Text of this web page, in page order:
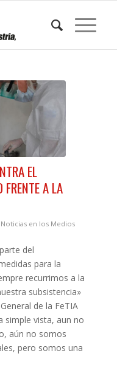
EL
A LA
Noticias en los Medios
del
para la
recurrimos a la
subsistencia»
de la FeTIA
simple vista, aun no
aún no somos
pero somos una